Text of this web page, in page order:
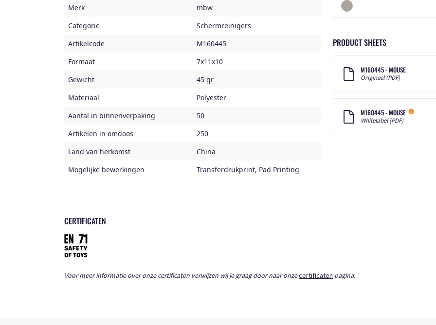
Merk
mbw
Categorie
Schermreinigers
Artikelcode
M160445
Formaat
7x11x10
Gewicht
45 gr
Materiaal
Polyester
Aantal in binnenverpaking
50
Artikelen in omdoos
250
Land van herkomst
China
Mogelijke bewerkingen
Transferdrukprint, Pad Printing
PRODUCT SHEETS
M160445 - MOUSE
Origineel (PDF)
M160445 - MOUSE
Whitelabel (PDF)
CERTIFICATEN
Voor meer informatie over onze certificaten verwijzen wij je graag door naar onzecertificaten pagina.